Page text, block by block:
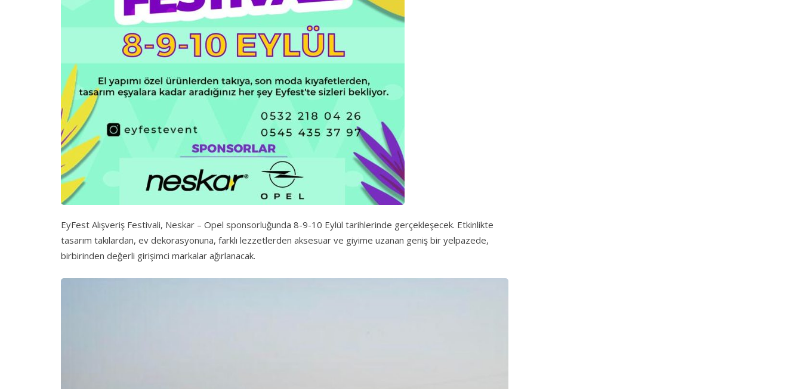
EyFest Alışveriş Festivali, Neskar – Opel sponsorluğunda 8-9-10 Eylül tarihlerinde gerçekleşecek. Etkinlikte
tasarım takılardan, ev dekorasyonuna, farklı lezzetlerden aksesuar ve giyime uzanan geniş bir yelpazede,
birbirinden değerli girişimci markalar ağırlanacak.